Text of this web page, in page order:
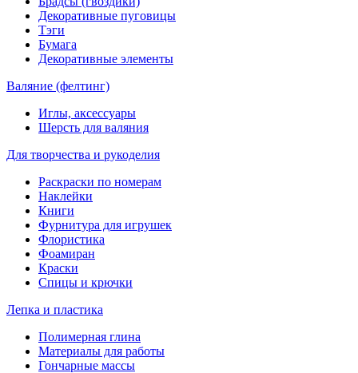
Декоративные пуговицы
Тэги
Бумага
Декоративные элементы
Валяние (фелтинг)
Иглы, аксессуары
Шерсть для валяния
Для творчества и рукоделия
Раскраски по номерам
Наклейки
Книги
Фурнитура для игрушек
Флористика
Фоамиран
Краски
Спицы и крючки
Лепка и пластика
Полимерная глина
Материалы для работы
Гончарные массы